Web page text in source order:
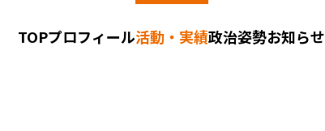
TOPプロフィール活動・実績政治姿勢お知らせ